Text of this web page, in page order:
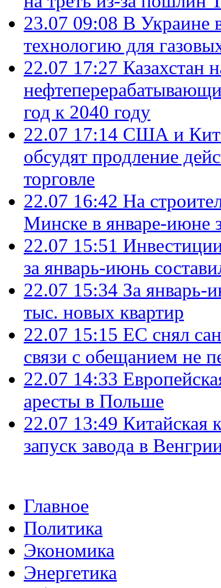
23.07 09:08 В Украине
технологию для
22.07 17:27 Казахстан
год к 2040 году
22.07 17:14 США и
обсудят продление
торговле
22.07 16:42 На
Минске в январе-июне
22.07 15:51
за январь-июнь
22.07 15:34 За январь-
тыс. новых квартир
22.07 15:15 ЕС снял
связи с обещанием не
22.07 14:33
аресты в Польше
22.07 13:49 Китайская
запуск завода в
Главное
Политика
Экономика
Энергетика